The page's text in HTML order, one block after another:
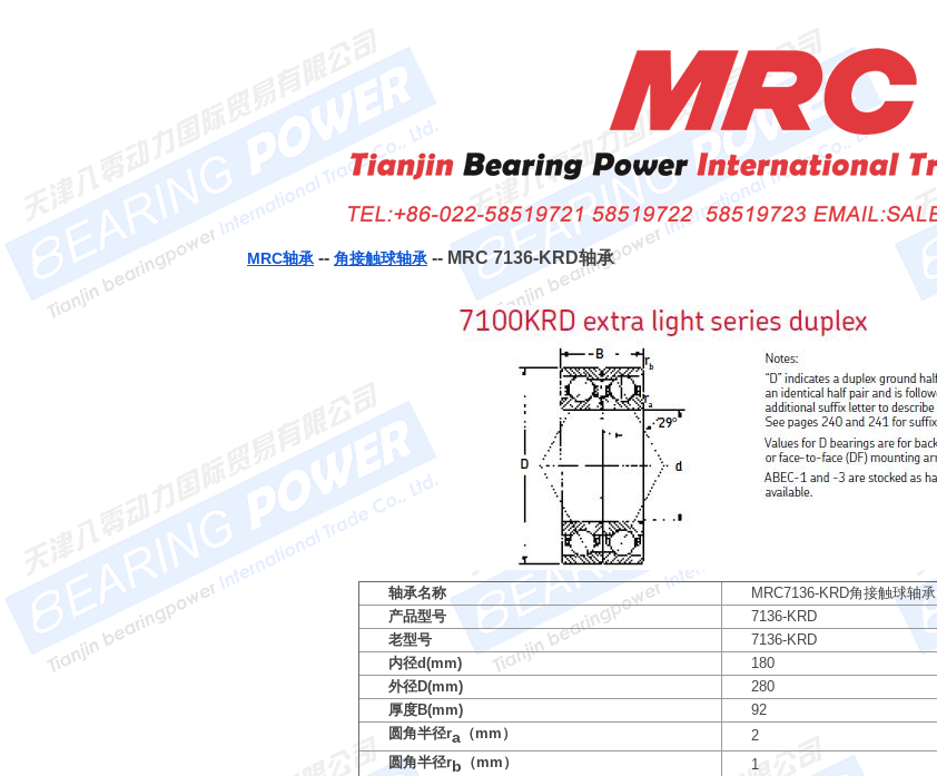
MRC轴承 -- 角接触球轴承 -- MRC 7136-KRD轴承
轴承名称
MRC7136-KRD角接触球轴承
产品型号
7136-KRD
老型号
7136-KRD
内径d(mm)
180
外径D(mm)
280
厚度B(mm)
92
圆角半径ra （mm）
2
圆角半径rb （mm）
1